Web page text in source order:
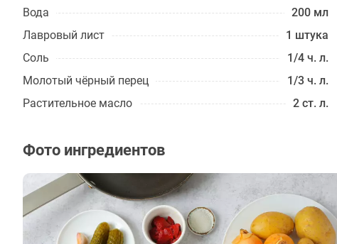
Вода
200 мл
Лавровый лист
1 штука
Соль
1/4 ч. л.
Молотый чёрный перец
1/3 ч. л.
Растительное масло
2 ст. л.
Фото ингредиентов